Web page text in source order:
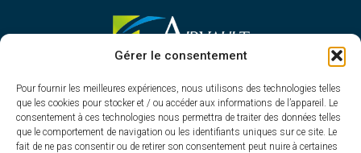
Gérer le consentement
Pour fournir les meilleures expériences, nous utilisons des technologies telles
que les cookies pour stocker et / ou accéder aux informations de l’appareil. Le
consentement à ces technologies nous permettra de traiter des données telles
que le comportement de navigation ou les identifiants uniques sur ce site. Le
fait de ne pas consentir ou de retirer son consentement peut nuire à certaines
MAIRIE D'AIRVAULT
1 Rue Constant Balquet,
79600 Airvault
05 49 64 70 13